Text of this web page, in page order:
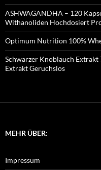
ASHWAGANDHA – 120
Withanoliden Hochdosiert
Optimum Nutrition 100%
Schwarzer Knoblauch Extrakt
Extrakt Geruchslos
MEHR ÜBER:
Impressum